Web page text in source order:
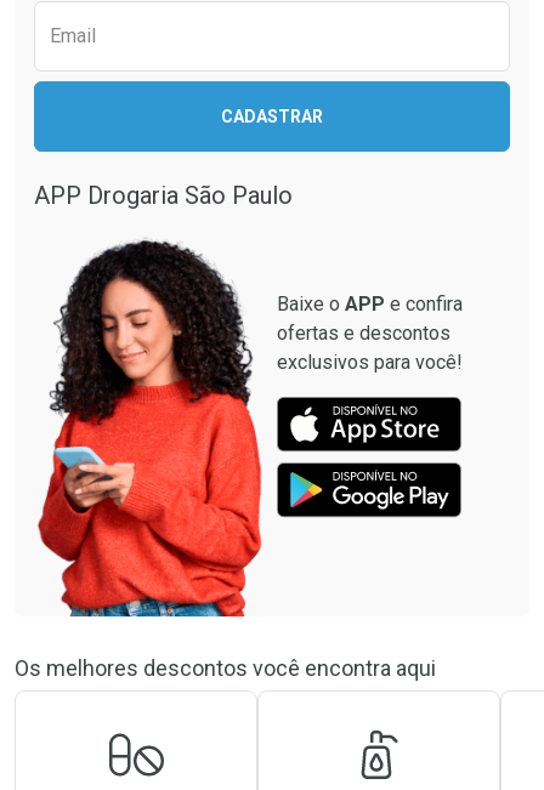
Comprar sem Desconto
Por R$ 664,02/cada
Comprar sem Desconto
Ativar Desconto
Comprar sem Desconto
Email
CADASTRAR
APP Drogaria São Paulo
Baixe o APP e confira
ofertas e descontos
exclusivos para você!
Os melhores descontos você encontra aqui